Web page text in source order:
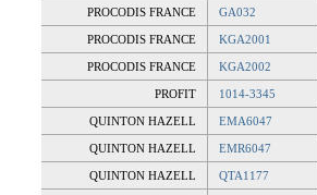
PROCODIS FRANCE GA032
PROCODIS FRANCE KGA2001
PROCODIS FRANCE KGA2002
PROFIT 1014-3345
QUINTON HAZELL EMA6047
QUINTON HAZELL EMR6047
QUINTON HAZELL QTA1177